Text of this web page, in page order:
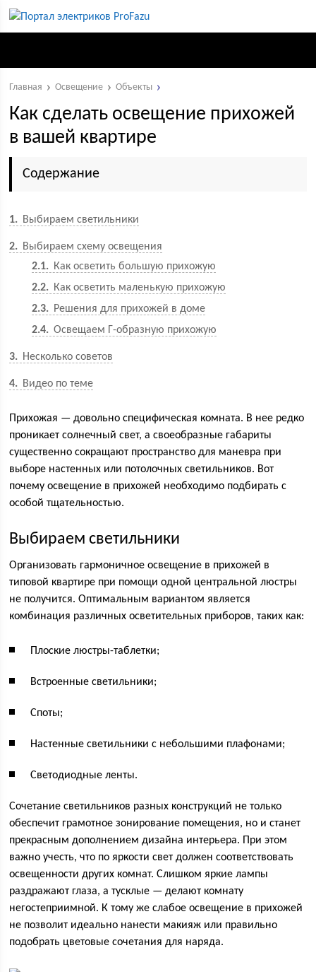
Главная Освещение Объекты
Как сделать освещение прихожей
в вашей квартире
Содержание
1 Выбираем светильники
2
Выбираем схему освещения
2.1
Как осветить большую прихожую
2.2
Как осветить маленькую прихожую
2.3
Решения для прихожей в доме
2.4
Освещаем Г-образную прихожую
3 Несколько советов
4 Видео по теме
Прихожая — довольно специфическая комната. В нее редко
проникает солнечный свет, а своеобразные габариты
существенно сокращают пространство для маневра при
выборе настенных или потолочных светильников. Вот
почему освещение в прихожей необходимо подбирать с
особой тщательностью.
Выбираем светильники
Организовать гармоничное освещение в прихожей в
типовой квартире при помощи одной центральной люстры
не получится. Оптимальным вариантом является
комбинация различных осветительных приборов, таких как:
Плоские люстры-таблетки;
Встроенные светильники;
Споты;
Настенные светильники с небольшими плафонами;
Светодиодные ленты.
Сочетание светильников разных конструкций не только
обеспечит грамотное зонирование помещения, но и станет
прекрасным дополнением дизайна интерьера. При этом
важно учесть, что по яркости свет должен соответствовать
освещенности других комнат. Слишком яркие лампы
раздражают глаза, а тусклые — делают комнату
негостеприимной. К тому же слабое освещение в прихожей
не позволит идеально нанести макияж или правильно
подобрать цветовые сочетания для наряда.